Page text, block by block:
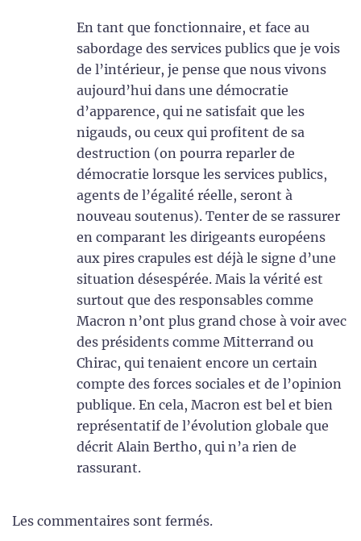
En tant que fonctionnaire, et face au
sabordage des services publics que je vois
de l’intérieur, je pense que nous vivons
aujourd’hui dans une démocratie
d’apparence, qui ne satisfait que les
nigauds, ou ceux qui profitent de sa
destruction (on pourra reparler de
démocratie lorsque les services publics,
agents de l’égalité réelle, seront à
nouveau soutenus). Tenter de se rassurer
en comparant les dirigeants européens
aux pires crapules est déjà le signe d’une
situation désespérée. Mais la vérité est
surtout que des responsables comme
Macron n’ont plus grand chose à voir avec
des présidents comme Mitterrand ou
Chirac, qui tenaient encore un certain
compte des forces sociales et de l’opinion
publique. En cela, Macron est bel et bien
représentatif de l’évolution globale que
décrit Alain Bertho, qui n’a rien de
rassurant.
Les commentaires sont fermés.